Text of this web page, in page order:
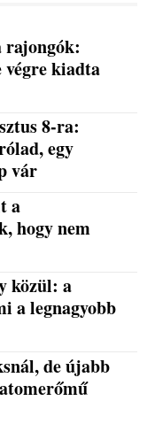
rajongók:
kiadta
8-ra:
egy
vár
a
hogy nem
közül: a
a legnagyobb
de újabb